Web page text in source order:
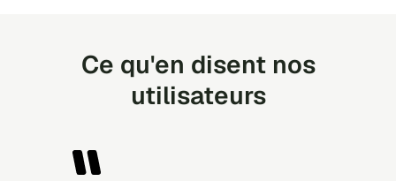
Ce qu'en disent nos
utilisateurs